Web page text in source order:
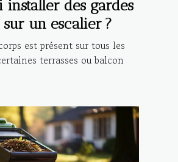
installer des gardes
sur un escalier ?
est présent sur tous les
terrasses ou balcon